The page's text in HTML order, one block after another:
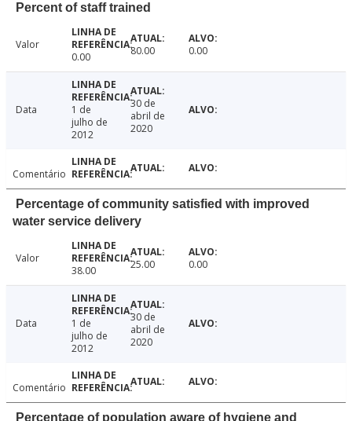
Percent of staff trained
Valor
0.00
80.00 0.00
Data
1 de
julho de
2012
30 de
abril de
2020
Comentário
Percentage of community satisfied with improved
water service delivery
Valor
38.00
25.00 0.00
Data
1 de
julho de
2012
30 de
abril de
2020
Comentário
Percentage of population aware of hygiene and